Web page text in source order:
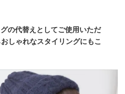
の代替えとしてご使用いただ
しゃれなスタイリングにもこ